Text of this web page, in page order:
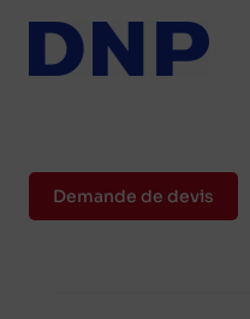
Demande de devis